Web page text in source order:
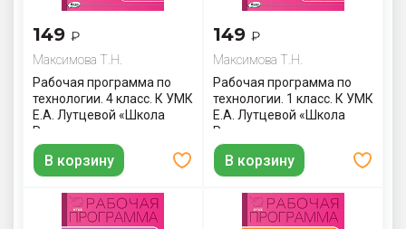
149 ₽
Максимова Т.Н.
Рабочая программа по
технологии. 4 класс. К УМК
Е.А. Лутцевой «Школа
России»
В корзину
149 ₽
Максимова Т.Н.
Рабочая программа по
технологии. 1 класс. К УМК
Е.А. Лутцевой «Школа
России»
В корзину